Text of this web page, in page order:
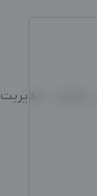
. سلامت . مدیریت